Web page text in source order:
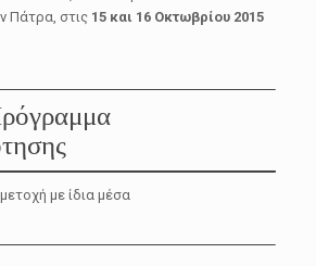
Πάτρα, στις 15 και 16 Οκτωβρίου 2015
με ίδια μέσα